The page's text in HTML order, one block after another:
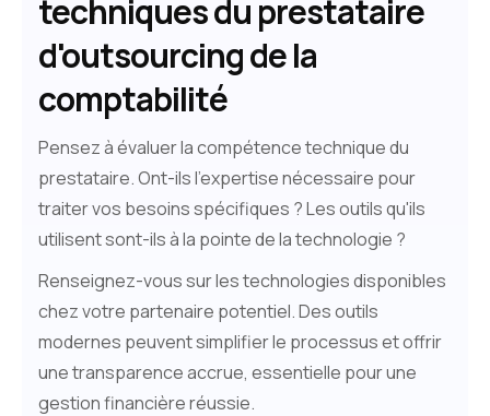
techniques du prestataire
d'outsourcing de la
comptabilité
Pensez à évaluer la compétence technique du
prestataire. Ont-ils l'expertise nécessaire pour
traiter vos besoins spécifiques ? Les outils qu'ils
utilisent sont-ils à la pointe de la technologie ?
Renseignez-vous sur les technologies disponibles
chez votre partenaire potentiel. Des outils
modernes peuvent simplifier le processus et offrir
une transparence accrue, essentielle pour une
gestion financière réussie.